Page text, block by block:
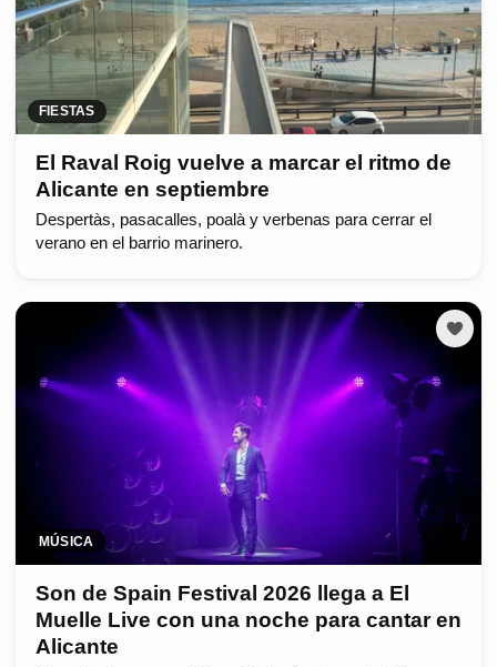
FIESTAS
El Raval Roig vuelve a marcar el ritmo de
Alicante en septiembre
Despertàs, pasacalles, poalà y verbenas para cerrar el
verano en el barrio marinero.
MÚSICA
Son de Spain Festival 2026 llega a El
Muelle Live con una noche para cantar en
Alicante